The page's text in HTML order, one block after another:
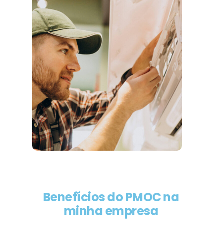
Benefícios do PMOC na
minha empresa